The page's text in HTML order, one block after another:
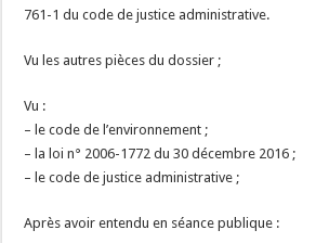
761-1 du code de justice administrative.
Vu les autres pièces du dossier ;
Vu :
– le code de l’environnement ;
– la loi n° 2006-1772 du 30 décembre 2016 ;
– le code de justice administrative ;
Après avoir entendu en séance publique :